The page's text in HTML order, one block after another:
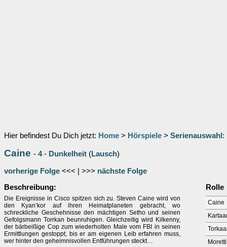
Hier befindest Du Dich jetzt: Home > Hörspiele > Serienauswahl :
Caine - 4- Dunkelheit (Lausch)
vorherige Folge <<< | >>> nächste Folge
Beschreibung:
Die Ereignisse in Cisco spitzen sich zu. Steven Caine wird von
den Kyan’kor auf ihren Heimatplaneten gebracht, wo
schreckliche Geschehnisse den mächtigen Setho und seinen
Gefolgsmann Torrkan beunruhigen. Gleichzeitig wird Kilkenny,
der bärbeißige Cop zum wiederholten Male vom FBI in seinen
Ermittlungen gestoppt, bis er am eigenen Leib erfahren muss,
wer hinter den geheimnisvollen Entführungen steckt…
Rolle
Caine
Moretti